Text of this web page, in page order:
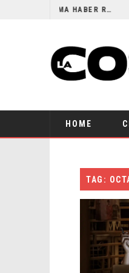
ORLANDO BLOOM AFIRMA HABER RECHAZADO SER BATMAN
HOME
TAG: